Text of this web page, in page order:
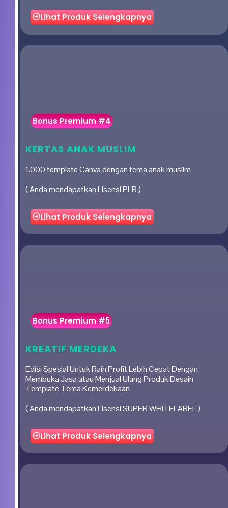
Lihat Produk Selengkapnya
Bonus Premium #4
KERTAS ANAK MUSLIM
1.000 template Canva dengan tema anak muslim
( Anda mendapatkan Lisensi PLR )
Lihat Produk Selengkapnya
Bonus Premium #5
KREATIF MERDEKA
Edisi Spesial Untuk Raih Profit Lebih Cepat Dengan
Membuka Jasa atau Menjual Ulang Produk Desain
Template Tema Kemerdekaan
( Anda mendapatkan Lisensi SUPER WHITELABEL )
Lihat Produk Selengkapnya